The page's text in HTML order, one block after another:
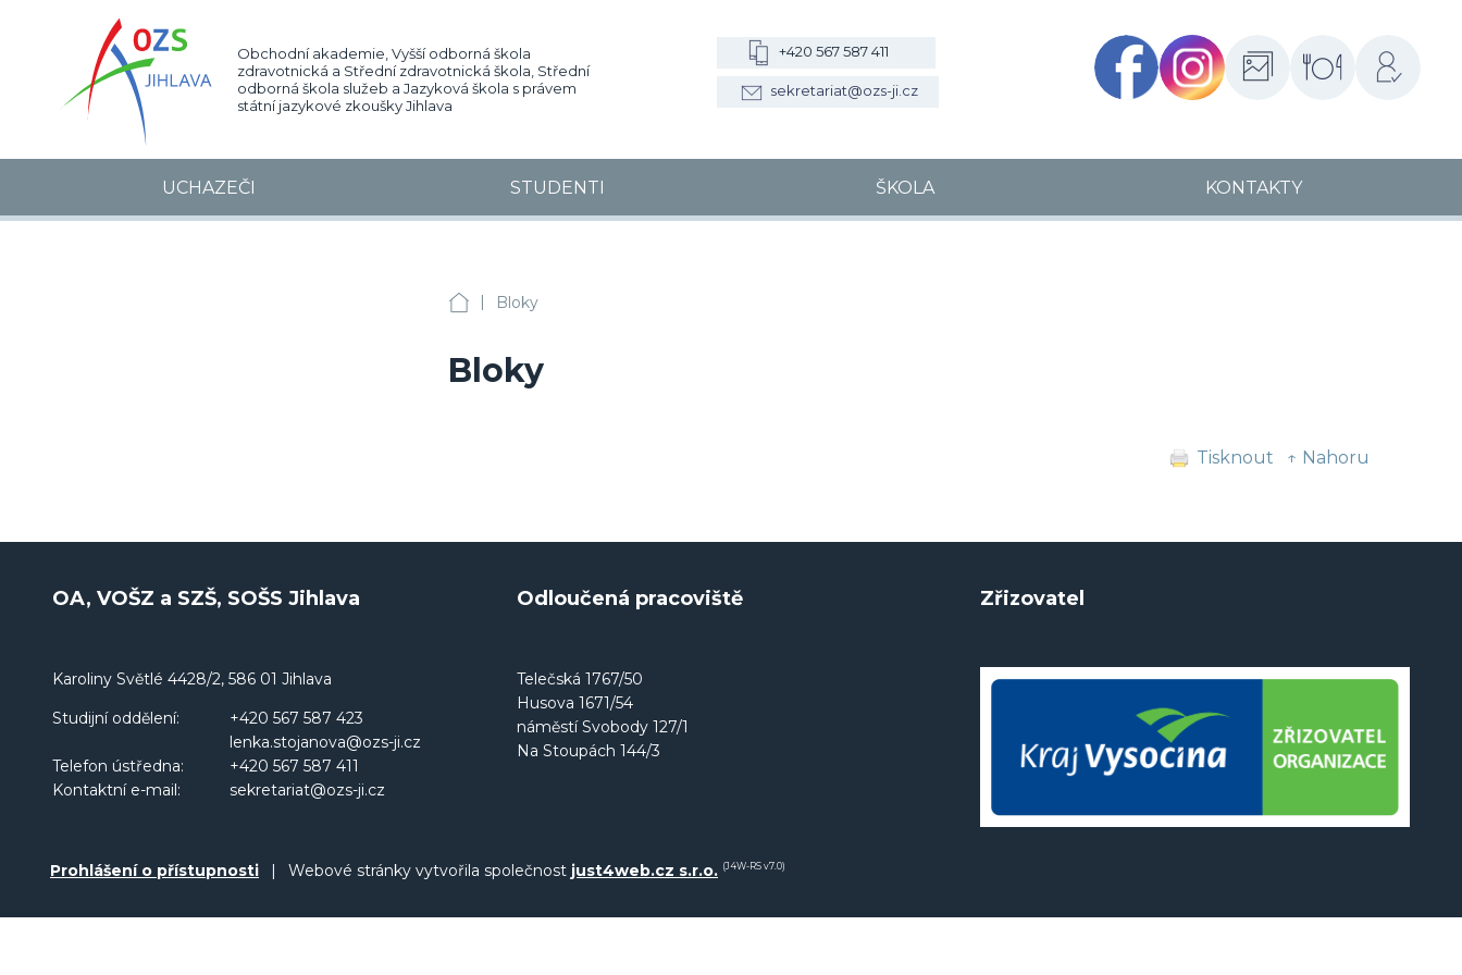
Obchodní akademie, Vyšší odborná škola
zdravotnická a Střední zdravotnická škola, Střední
odborná škola služeb a Jazyková škola s právem
státní jazykové zkoušky Jihlava
+420 567 587 411
sekretariat@ozs-ji.cz
FacebookInstagramFotogalerieŠkolní
jídelny
Přihlášení
UCHAZEČI STUDENTI ŠKOLA KONTAKTY
OA, VOŠZ a SZŠ, SOŠS Jihlava
| Bloky
Bloky
Tisknout ↑ Nahoru
OA, VOŠZ a SZŠ, SOŠS Jihlava
Karoliny Světlé 4428/2, 586 01 Jihlava
Studijní oddělení:
+420 567 587 423
lenka.stojanova@ozs-ji.cz
Telefon ústředna:
+420 567 587 411
Kontaktní e-mail:
sekretariat@ozs-ji.cz
Odloučená pracoviště
Telečská 1767/50
Husova 1671/54
náměstí Svobody 127/1
Na Stoupách 144/3
Zřizovatel
Prohlášení o přístupnosti Webové stránky vytvořila společnost just4web.cz s.r.o. (J4W-RS v7.0)